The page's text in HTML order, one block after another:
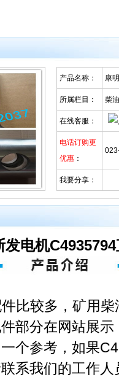
产品名称： 康
所属栏目： 柴
在线客服：
电话订购更
优惠 ：
我要分享：
发电机
比较多，矿用柴
部分在网站展
个参考，如果
系我们的工作